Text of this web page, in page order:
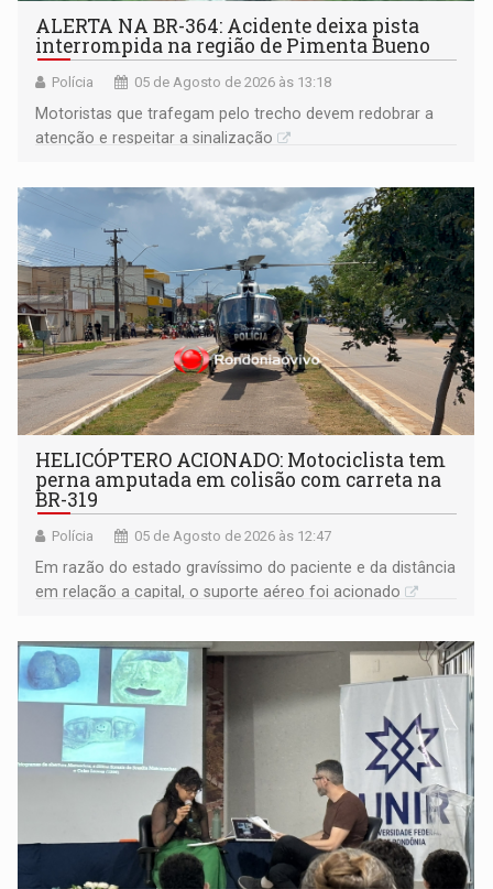
ALERTA NA BR-364: Acidente deixa pista
interrompida na região de Pimenta Bueno
Polícia 05 de Agosto de 2026 às 13:18
​Motoristas que trafegam pelo trecho devem redobrar a
atenção e respeitar a sinalização
HELICÓPTERO ACIONADO: Motociclista tem
perna amputada em colisão com carreta na
BR-319
Polícia 05 de Agosto de 2026 às 12:47
Em razão do estado gravíssimo do paciente e da distância
em relação a capital, o suporte aéreo foi acionado